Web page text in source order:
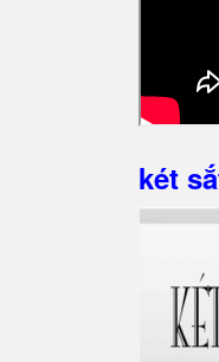
két